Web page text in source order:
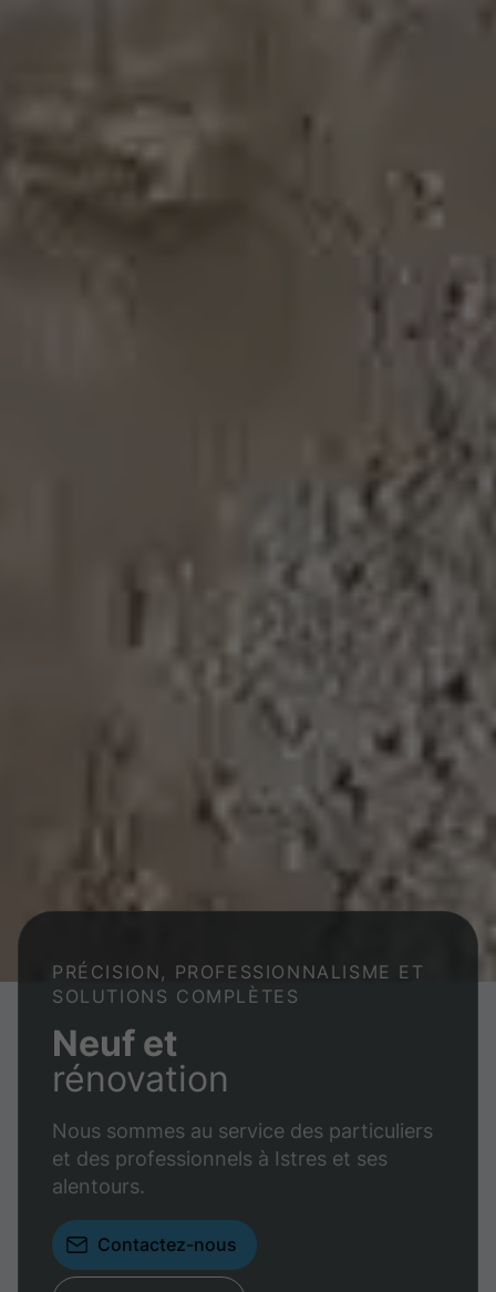
PRÉCISION, PROFESSIONNALISME ET
SOLUTIONS COMPLÈTES
Neuf et
rénovation
Nous sommes au service des particuliers
et des professionnels à Istres et ses
alentours.
Contactez-nous